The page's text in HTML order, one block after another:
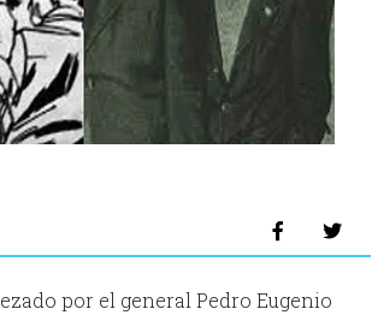
por el general Pedro Eugenio